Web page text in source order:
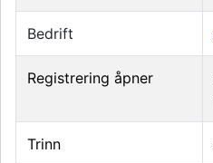
Bedrift
Registrering åpner
Trinn